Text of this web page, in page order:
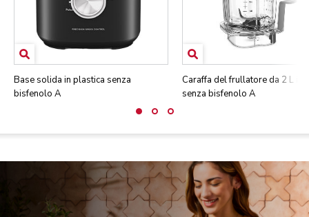
Base solida in plastica senza
bisfenolo A
Caraffa del frullatore da 2 L in
senza bisfenolo A